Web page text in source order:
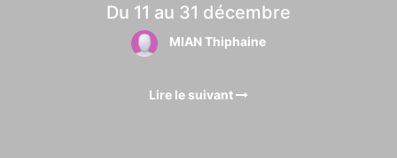
Du 11 au 31 décembre
MIAN Thiphaine
Lire le suivant